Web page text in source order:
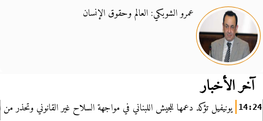
عمرو الشوبكي: العالم وحقوق الإنسان
آخر الأخبار
14:24 يونيفيل تؤكد دعمها للجيش اللبناني في مواجهة السلاح غير القانوني وتحذر من